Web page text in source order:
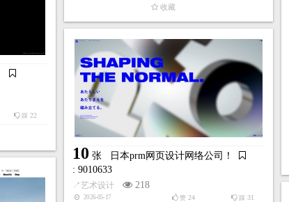
收藏
踩 22
10 张
日本prm网页设计网络公司！
: 9010633
↗艺术设计 218
2026-05-17 踩 31
赞24